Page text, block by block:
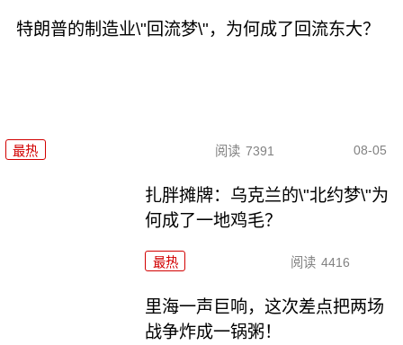
特朗普的制造业\"回流梦\"，为何成了回流东大？
最热 阅读 7391 08-05
扎胖摊牌：乌克兰的\"北约梦\"为
何成了一地鸡毛？
最热 阅读 4416
里海一声巨响，这次差点把两场
战争炸成一锅粥！